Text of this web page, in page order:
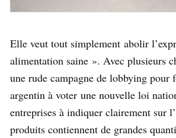
Elle veut tout simplement abolir
alimentation saine ». Avec plusieurs
une rude campagne de lobbying pour
argentin à voter une nouvelle loi
entreprises à indiquer clairement sur
produits contiennent de grandes